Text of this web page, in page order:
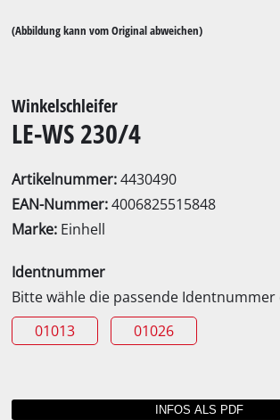
(Abbildung kann vom Original abweichen)
Winkelschleifer
LE-WS 230/4
Artikelnummer:4430490
EAN-Nummer:4006825515848
Marke: Einhell
Identnummer
Bitte wähle die passende Identnummer
01013
01026